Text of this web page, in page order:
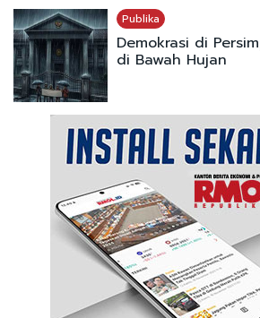
Publika
Demokrasi di
di Bawah Hujan